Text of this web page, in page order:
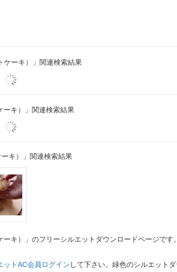
ケーキ）」関連検索結果
ーキ）」関連検索結果
キ）」関連検索結果
キ）」のフリーシルエットダウンロードページです
ットAC会員ログイン して下さい。緑色のシルエット